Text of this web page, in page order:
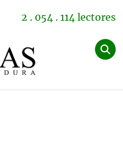
2 . 054 . 114 lectores